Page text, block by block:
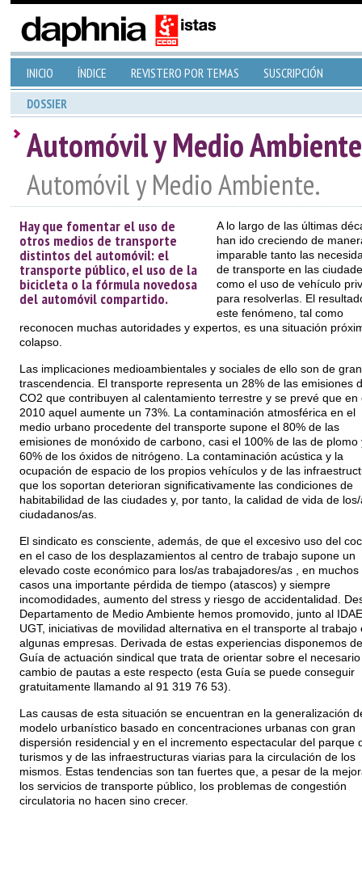
INICIO ÍNDICE REVISTERO POR TEMAS SUSCRIPCIÓN
DOSSIER
Automóvil y Medio Ambiente
Automóvil y Medio Ambiente.
Hay que fomentar el uso de
otros medios de transporte
distintos del automóvil: el
transporte público, el uso de la
bicicleta o la fórmula novedosa
del automóvil compartido.
A lo largo de las últimas
han ido creciendo de
imparable tanto las
de transporte en las
como el uso de vehículo
para resolverlas. El
este fenómeno, tal como
reconocen muchas autoridades y expertos, es una situación
colapso.
Las implicaciones medioambientales y sociales de ello son de gran
trascendencia. El transporte representa un 28% de las emisiones
CO2 que contribuyen al calentamiento terrestre y se prevé que en
2010 aquel aumente un 73%. La contaminación atmosférica en el
medio urbano procedente del transporte supone el 80% de las
emisiones de monóxido de carbono, casi el 100% de las de plomo
60% de los óxidos de nitrógeno. La contaminación acústica y la
ocupación de espacio de los propios vehículos y de las
que los soportan deterioran significativamente las condiciones de
habitabilidad de las ciudades y, por tanto, la calidad de vida de los/
ciudadanos/as.
El sindicato es consciente, además, de que el excesivo uso del
en el caso de los desplazamientos al centro de trabajo supone un
elevado coste económico para los/as trabajadores/as , en muchos
casos una importante pérdida de tiempo (atascos) y siempre
incomodidades, aumento del stress y riesgo de accidentalidad.
Departamento de Medio Ambiente hemos promovido, junto al
UGT, iniciativas de movilidad alternativa en el transporte al trabajo
algunas empresas. Derivada de estas experiencias disponemos
Guía de actuación sindical que trata de orientar sobre el necesario
cambio de pautas a este respecto (esta Guía se puede conseguir
gratuitamente llamando al 91 319 76 53).
Las causas de esta situación se encuentran en la generalización
modelo urbanístico basado en concentraciones urbanas con gran
dispersión residencial y en el incremento espectacular del parque
turismos y de las infraestructuras viarias para la circulación de los
mismos. Estas tendencias son tan fuertes que, a pesar de la
los servicios de transporte público, los problemas de congestión
circulatoria no hacen sino crecer.